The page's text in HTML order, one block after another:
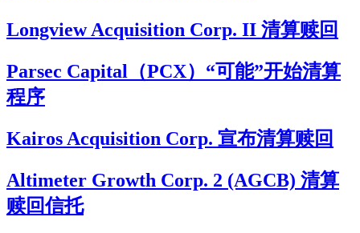
Longview Acquisition Corp. II 清算赎回
Parsec Capital（PCX）“可能”开始清算
程序
Kairos Acquisition Corp. 宣布清算赎回
Altimeter Growth Corp. 2 (AGCB) 清算
赎回信托